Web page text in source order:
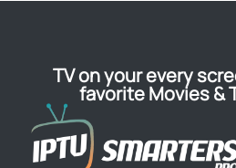
TV on your every
favorite Movies &